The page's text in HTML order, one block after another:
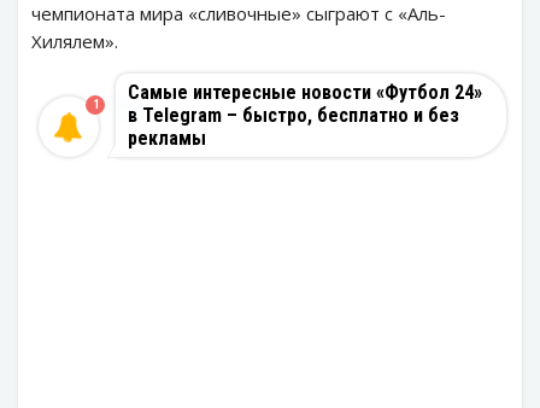
чемпионата мира «сливочные» сыграют с «Аль-
Хилялем».
Самые интересные новости «Футбол 24»
в Telegram – быстро, бесплатно и без
рекламы
1